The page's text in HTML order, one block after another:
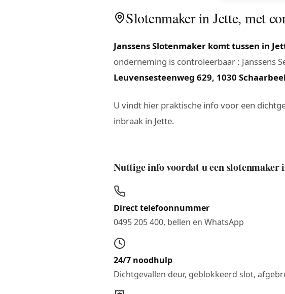
Slotenmaker in Jette, met
Janssens Slotenmaker komt tussen in
onderneming is controleerbaar : Janssens
Leuvensesteenweg 629, 1030
U vindt hier praktische info voor een
inbraak in Jette.
Nuttige info voordat u een slotenmaker
Direct telefoonnummer
0495 205 400, bellen en WhatsApp
24/7 noodhulp
Dichtgevallen deur, geblokkeerd slot,